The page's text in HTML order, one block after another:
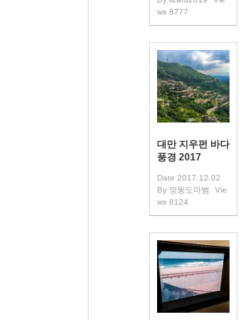
ws 8777
대만 지우펀 바다
풍경 2017
Date 2017.12.02
By 엉뚱도마뱀
Vie
ws 8124